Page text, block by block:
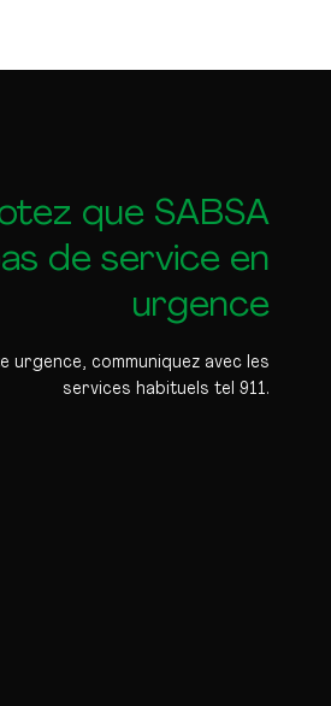
que SABSA
de service en
urgence
urgence, communiquez avec les
services habituels tel 911.